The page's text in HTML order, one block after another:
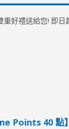
重好禮送給您! 即
Points 40